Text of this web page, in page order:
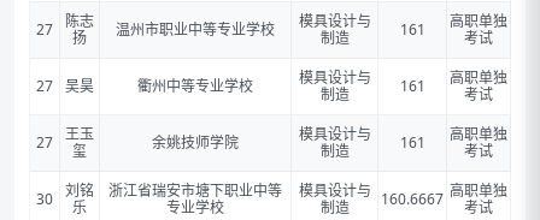
27
陈志
扬
温州市职业中等专业学校
模具设计与
制造
161
高职单独
考试
27 吴昊 衢州中等专业学校
模具设计与
制造
161
高职单独
考试
27 王玉
玺
余姚技师学院
模具设计与
制造
161
高职单独
考试
30 刘铭
乐
浙江省瑞安市塘下职业中等
专业学校
模具设计与
制造
160.6667 高职单独
考试